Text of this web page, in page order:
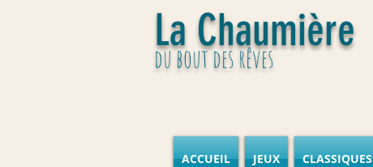
La Chaumière
du bout des rêves
ACCUEIL JEUX CLASSIQUES